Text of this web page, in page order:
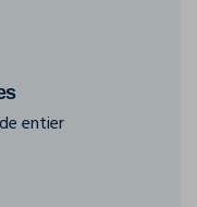
entier